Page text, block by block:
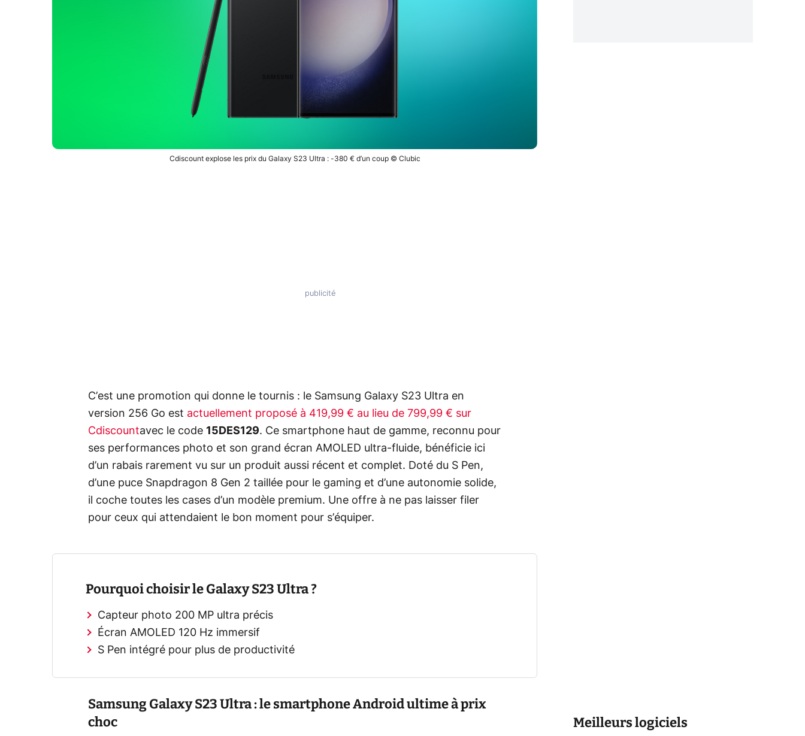
Cdiscount explose les prix du Galaxy S23 Ultra : -380 € d’un coup © Clubic
C’est une promotion qui donne le tournis : le Samsung Galaxy S23 Ultra en
version 256 Go est actuellement proposé à 419,99 € au lieu de 799,99 € sur
Cdiscountavec le code 15DES129. Ce smartphone haut de gamme, reconnu pour
ses performances photo et son grand écran AMOLED ultra-fluide, bénéficie ici
d’un rabais rarement vu sur un produit aussi récent et complet. Doté du S Pen,
d’une puce Snapdragon 8 Gen 2 taillée pour le gaming et d’une autonomie solide,
il coche toutes les cases d’un modèle premium. Une offre à ne pas laisser filer
pour ceux qui attendaient le bon moment pour s’équiper.
Pourquoi choisir le Galaxy S23 Ultra ?
Capteur photo 200 MP ultra précis
Écran AMOLED 120 Hz immersif
S Pen intégré pour plus de productivité
Samsung Galaxy S23 Ultra : le smartphone Android ultime à prix
choc
Meilleurs logiciels